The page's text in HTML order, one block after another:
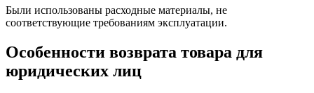
Были использованы расходные материалы, не
соответствующие требованиям эксплуатации.
Особенности возврата товара для
юридических лиц